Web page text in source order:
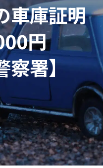
車庫証明
円
察署】